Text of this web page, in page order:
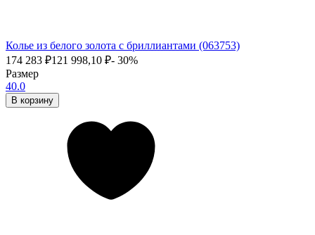
Колье из белого золота с бриллиантами (063753)
174 283 ₽121 998,10 ₽- 30%
Размер
40.0
В корзину